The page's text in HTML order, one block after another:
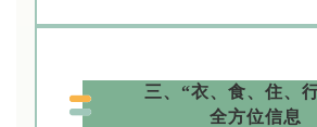
三、“衣、食、住、
全方位信息